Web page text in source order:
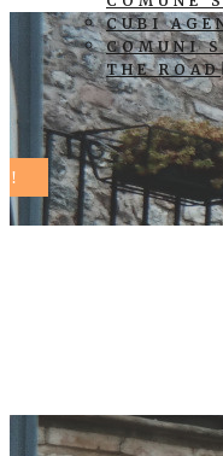
CUBI
COMUNI
THE ROAD